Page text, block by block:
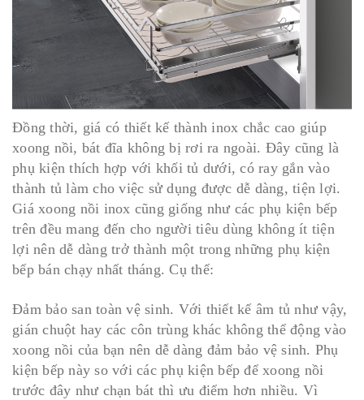
Đồng thời, giá có thiết kế thành inox chắc cao giúp
xoong nồi, bát đĩa không bị rơi ra ngoài. Đây cũng là
phụ kiện thích hợp với khối tủ dưới, có ray gắn vào
thành tủ làm cho việc sử dụng được dễ dàng, tiện lợi.
Giá xoong nồi inox cũng giống như các phụ kiện bếp
trên đều mang đến cho người tiêu dùng không ít tiện
lợi nên dễ dàng trở thành một trong những phụ kiện
bếp bán chạy nhất tháng. Cụ thể:
Đảm bảo san toàn vệ sinh. Với thiết kế âm tủ như vậy,
gián chuột hay các côn trùng khác không thể động vào
xoong nồi của bạn nên dễ dàng đảm bảo vệ sinh. Phụ
kiện bếp này so với các phụ kiện bếp để xoong nồi
trước đây như chạn bát thì ưu điểm hơn nhiều. Vì